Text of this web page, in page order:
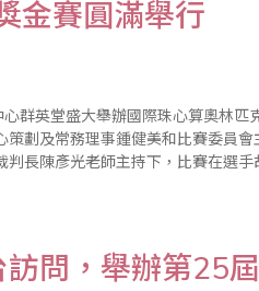
金賽圓滿舉行
群英堂盛大舉辦國際珠心算奧林匹
劃及常務理事鍾健美和比賽委員
長陳彥光老師主持下，比賽在選手
問，舉辦第25